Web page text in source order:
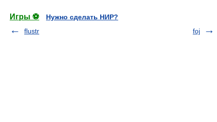
Игры ⚽
Нужно сделать НИР?
flustr
foj